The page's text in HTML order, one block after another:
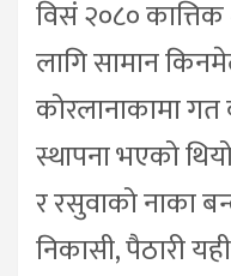
विसं २०८०
लागि सामान
कोरलानाकामा गत
स्थापना भएको
र रसुवाको नाका
निकासी, पैठारी